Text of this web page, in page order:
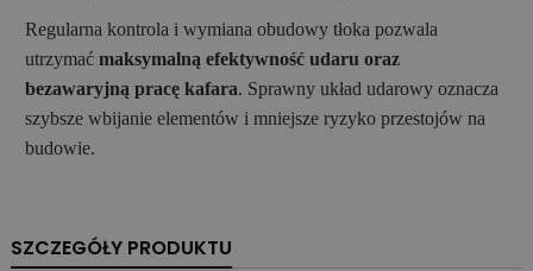
Regularna kontrola i wymiana obudowy tłoka pozwala
utrzymać maksymalną efektywność udaru oraz
bezawaryjną pracę kafara. Sprawny układ udarowy oznacza
szybsze wbijanie elementów i mniejsze ryzyko przestojów na
budowie.
SZCZEGÓŁY PRODUKTU